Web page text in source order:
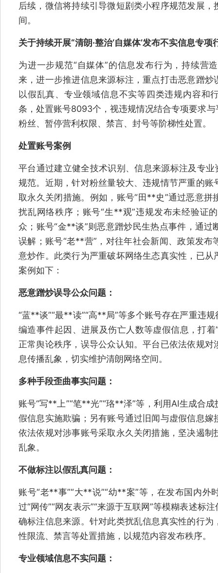
后续，微信将持续引导微短剧类小程序规范发展
间。
关于持续开展“清朗·整治‘自媒体’发布不实信息专
为进一步规范“自媒体”的信息发布行为，持续营
来，进一步推进信息来源标注，重点打击恶意蹭
以假乱真、专业领域信息不实等四类违规内容和
条，处置账号8093个，视违规情况结合专项要求
粉丝、暂停营利权限、禁言、封号等阶梯性处置。
处置账号案例
平台通过建立健全技术识别、信息来源标注及专
规范。近期，针对粉丝量较大、违规情节严重的
取永久关闭措施。例如，账号“田**史”通过恶意
扰乱网络秩序；账号“生**观”违规发布未经验证
众；账号“金**谈”则恶意蹭炒民生热点事件，通
误解；账号“老**营”，对往年社会新闻、政策发
意炒作。此类行为严重破坏网络生态真实性，已
案例如下：
恶意蹭炒误导公众问题：
“蓝**谈”“最**读”“高**局”等多个账号存在严重违
编造事件起因、进展及伤亡人数等虚假信息，打
正常舆论秩序，误导公众认知。平台已依法依规
息传播乱象，切实维护清朗网络空间。
多种手段歪曲事实问题 ：
账号“写**上”“笔**光”“珞**泽”等，利用AI生成合
假信息实施欺骗；另有账号通过旧闻与虚假信息
依法依规对涉事账号采取永久关闭措施，坚决遏
乱象。
不做标注以假乱真问题：
账号“老**事”“大**说”“幼**案”等，在发布国内
过“网传”“网友表示”“来源于互联网”等模糊表述标
确标注信息来源。针对此类扰乱信息真实性的行
性限流、禁言等处置措施，以规范内容发布秩序。
专业领域信息不实问题：